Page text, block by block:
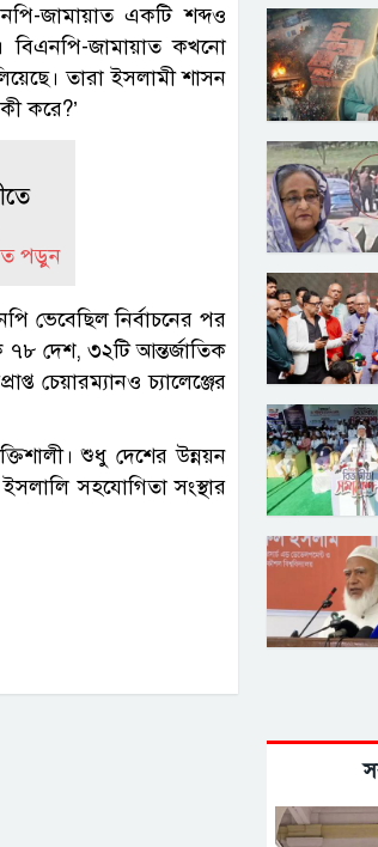
জামায়াত একটি শব্দও
বিএনপি-জামায়াত কখনো
তারা ইসলামী শাসন
করে?’
পড়ুন
ভেবেছিল নির্বাচনের পর
৭৮ দেশ, ৩২টি আন্তর্জাতিক
চেয়ারম্যানও চ্যালেঞ্জের
শুধু দেশের উন্নয়ন
ইসলালি সহযোগিতা সংস্থার